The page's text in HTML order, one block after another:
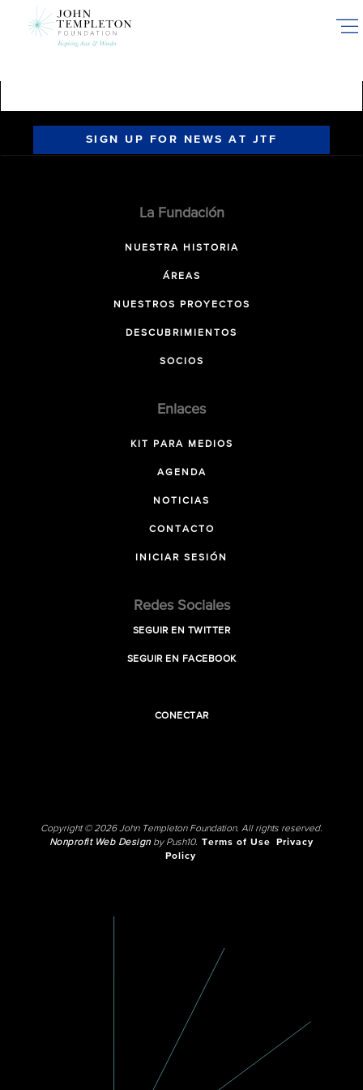
SIGN UP FOR NEWS AT JTF
La Fundación
NUESTRA HISTORIA
ÁREAS
NUESTROS PROYECTOS
DESCUBRIMIENTOS
SOCIOS
Enlaces
KIT PARA MEDIOS
AGENDA
NOTICIAS
CONTACTO
INICIAR SESIÓN
Redes Sociales
SEGUIR EN TWITTER
SEGUIR EN FACEBOOK
CONECTAR
Copyright © 2026 John Templeton Foundation. All rights reserved.
Nonprofit Web Designby Push10. Terms of Use
Privacy
Policy